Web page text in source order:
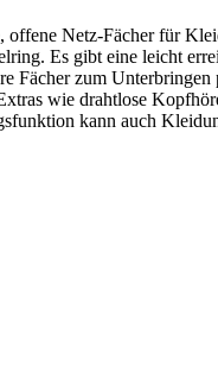
Netz-Fächer für
Es gibt eine leicht
zum
wie drahtlose
kann auch